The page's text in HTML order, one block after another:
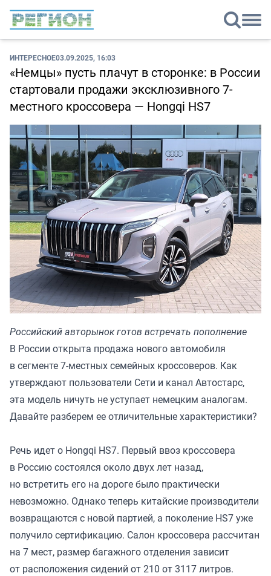
ИНТЕРЕСНОЕ03.09.2025, 16:03
«Немцы» пусть плачут в сторонке: в России
стартовали продажи эксклюзивного 7-
местного кроссовера — Hongqi HS7
Российский авторынок готов встречать пополнение
В России открыта продажа нового автомобиля
в сегменте 7-местных семейных кроссоверов. Как
утверждают пользователи Сети и канал Автостарс,
эта модель ничуть не уступает немецким аналогам.
Давайте разберем ее отличительные характеристики?
Речь идет о Hongqi HS7. Первый ввоз кроссовера
в Россию состоялся около двух лет назад,
но встретить его на дороге было практически
невозможно. Однако теперь китайские производители
возвращаются с новой партией, а поколение HS7 уже
получило сертификацию. Салон кроссовера рассчитан
на 7 мест, размер багажного отделения зависит
от расположения сидений от 210 от 3117 литров.